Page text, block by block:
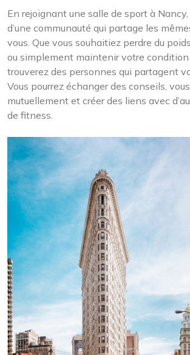
En rejoignant une salle de sport à
d’une communauté qui partage les
vous. Que vous souhaitiez perdre du
ou simplement maintenir votre condition
trouverez des personnes qui partagent
Vous pourrez échanger des conseils,
mutuellement et créer des liens avec
de fitness.